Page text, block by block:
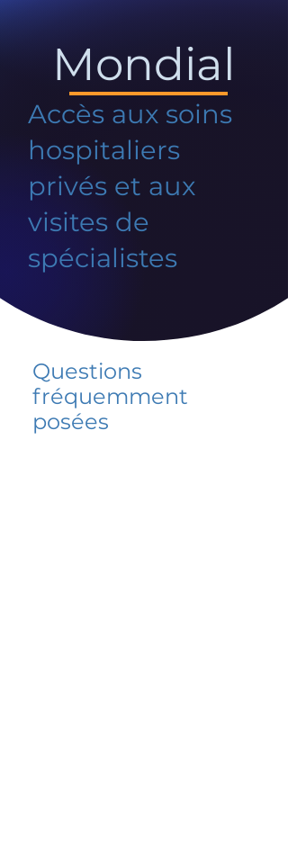
Mondial
Accès aux soins
hospitaliers
privés et aux
visites de
spécialistes
Questions
fréquemment
posées